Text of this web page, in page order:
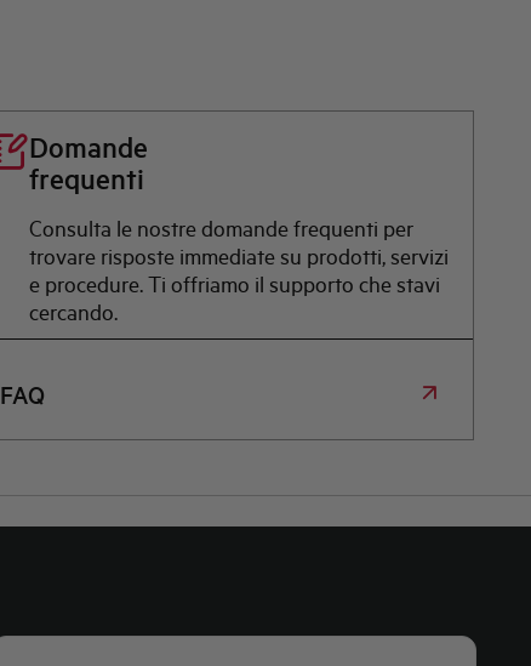
Domande
frequenti
Consulta le nostre domande frequenti per
trovare risposte immediate su prodotti, servizi
e procedure. Ti offriamo il supporto che stavi
cercando.
FAQ